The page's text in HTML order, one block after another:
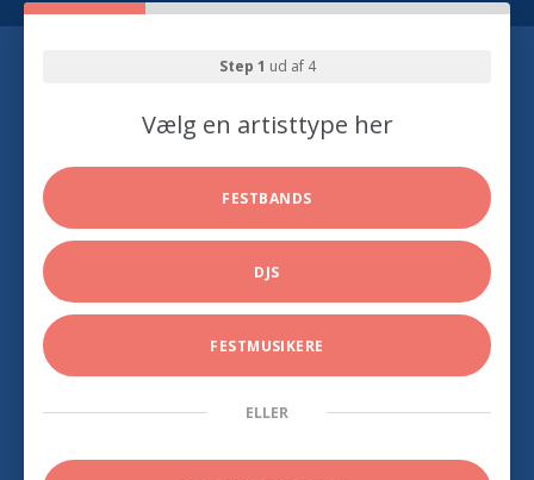
Step 1 ud af 4
Vælg en artisttype her
FESTBANDS
DJS
FESTMUSIKERE
ELLER